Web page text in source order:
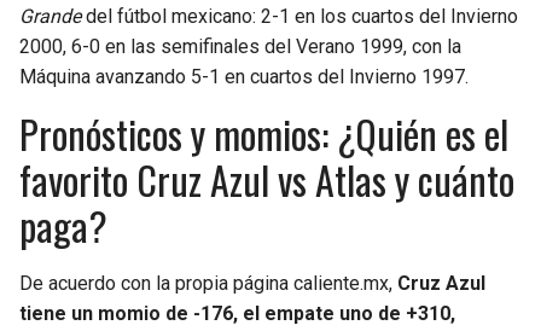
Grandedel fútbol mexicano: 2-1 en los cuartos del Invierno
2000, 6-0 en las semifinales del Verano 1999, con la
Máquina avanzando 5-1 en cuartos del Invierno 1997.
Pronósticos y momios: ¿Quién es el
favorito Cruz Azul vs Atlas y cuánto
paga?
De acuerdo con la propia página caliente.mx, Cruz Azul
tiene un momio de -176, el empate uno de +310,